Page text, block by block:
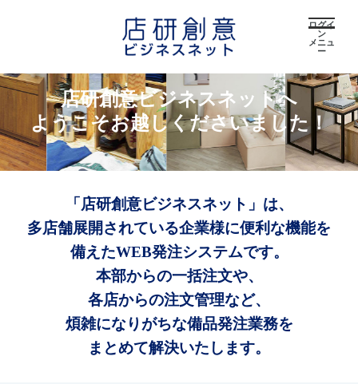
ログイ
ン
メニュ
ー
店研創意ビジネスネットへ
ようこそお越しくださいました！
「店研創意ビジネスネット」は、
多店舗展開されている企業様に便利な機能を
備えたWEB発注システムです。
本部からの一括注文や、
各店からの注文管理など、
煩雑になりがちな備品発注業務を
まとめて解決いたします。